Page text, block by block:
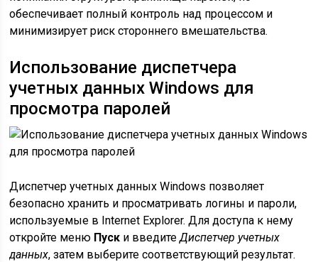
обеспечивает полный контроль над процессом и
минимизирует риск стороннего вмешательства.
Использование диспетчера
учетных данных Windows для
просмотра паролей
Диспетчер учетных данных Windows позволяет
безопасно хранить и просматривать логины и пароли,
используемые в Internet Explorer. Для доступа к нему
откройте меню Пуск и введитеДиспетчер учетных
данных, затем выберите соответствующий результат.